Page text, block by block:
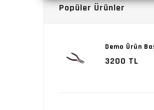
Popüler Ürünler
Demo Ürün
3200 TL